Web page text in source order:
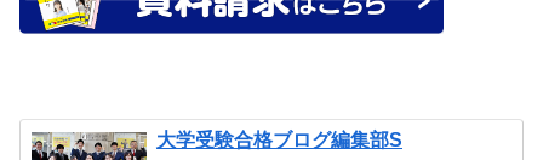
大学受験合格ブログ編集部S